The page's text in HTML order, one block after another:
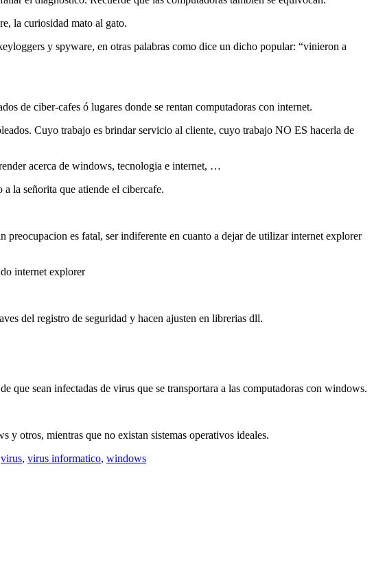
la curiosidad mato al gato.
y spyware, en otras palabras como dice un dicho popular: “vinieron a
de ciber-cafes ó lugares donde se rentan computadoras con internet.
Cuyo trabajo es brindar servicio al cliente, cuyo trabajo NO ES hacerla de
acerca de windows, tecnologia e internet, …
la señorita que atiende el cibercafe.
es fatal, ser indiferente en cuanto a dejar de utilizar internet explorer
internet explorer
del registro de seguridad y hacen ajusten en librerias dll.
que sean infectadas de virus que se transportara a las computadoras con windows.
otros, mientras que no existan sistemas operativos ideales.
virus, virus informatico, windows